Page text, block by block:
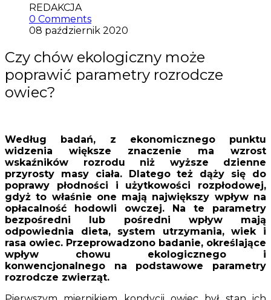
REDAKCJA
0 Comments
08 październik 2020
Czy chów ekologiczny może
poprawić parametry rozrodcze
owiec?
Według badań, z ekonomicznego punktu
widzenia większe znaczenie ma wzrost
wskaźników rozrodu niż wyższe dzienne
przyrosty masy ciała. Dlatego też dąży się do
poprawy płodności i użytkowości rozpłodowej,
gdyż to właśnie one mają największy wpływ na
opłacalność hodowli owczej. Na te parametry
bezpośredni lub pośredni wpływ mają
odpowiednia dieta, system utrzymania, wiek i
rasa owiec. Przeprowadzono badanie, określające
wpływ chowu ekologicznego i
konwencjonalnego na podstawowe parametry
rozrodcze zwierząt.